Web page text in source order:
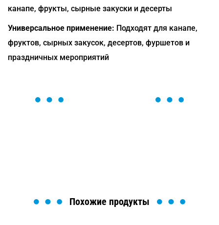
канапе, фрукты, сырные закуски и десерты
Универсальное применение: Подходят для канапе,
фруктов, сырных закусок, десертов, фуршетов и
праздничных мероприятий
Похожие продукты